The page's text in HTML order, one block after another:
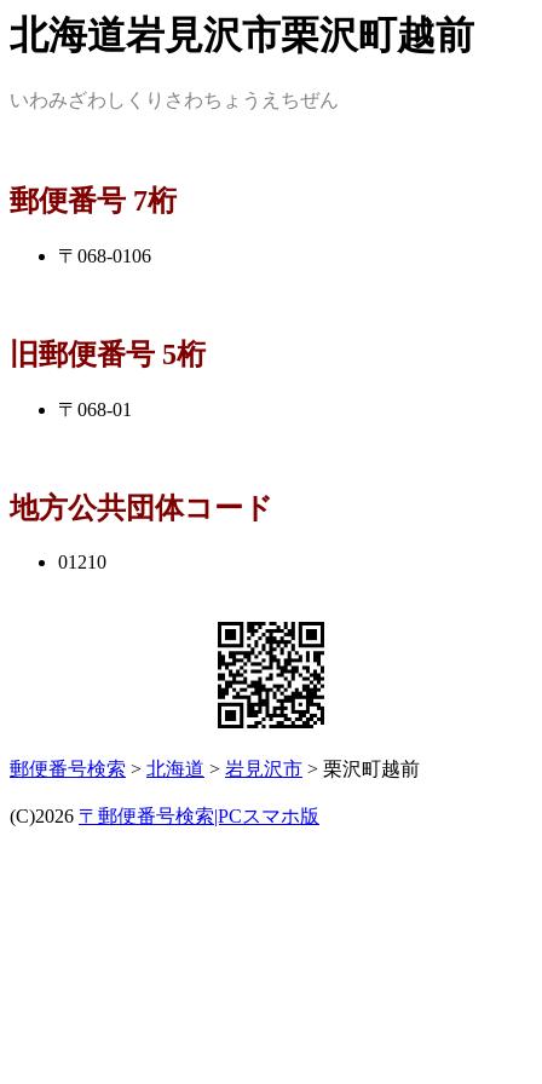
北海道岩見沢市栗沢町越前
いわみざわしくりさわちょうえちぜん
郵便番号 7桁
〒068-0106
旧郵便番号 5桁
〒068-01
地方公共団体コード
01210
郵便番号検索 > 北海道 > 岩見沢市 > 栗沢町越前
(C)2026 〒郵便番号検索|PCスマホ版